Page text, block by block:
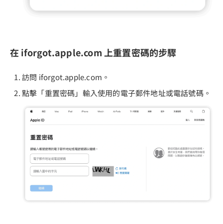
在 iforgot.apple.com 上重置密碼的步驟
訪問 iforgot.apple.com。
點擊「重置密碼」輸入使用的電子郵件地址或電話號碼。